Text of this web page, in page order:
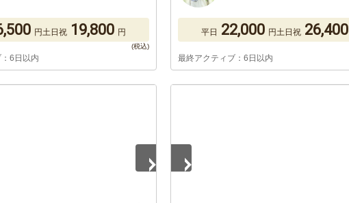
円土日祝 19,800 円
6日以内
平日 22,000 円土日祝 26,400
最終アクティブ：6日以内